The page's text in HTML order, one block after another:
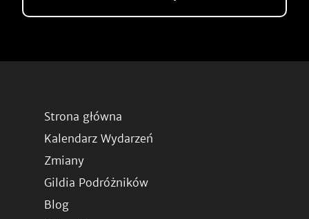
Strona główna
Kalendarz Wydarzeń
Zmiany
Gildia Podróżników
Blog